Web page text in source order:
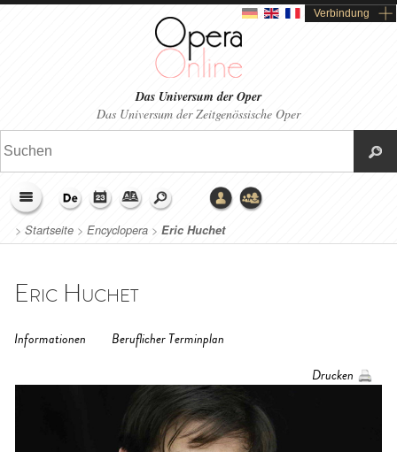
Verbindung
Das Universum der Oper
Das Universum der Zeitgenössische Oper
> Startseite > Encyclopera > Eric Huchet
Eric Huchet
Informationen
Beruflicher Terminplan
Drucken